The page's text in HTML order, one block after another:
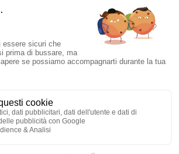
Saint Bernard,BP 414 01604 Trévoux
68 42
- Todos los derechos reservados
Condiciones generales de uso